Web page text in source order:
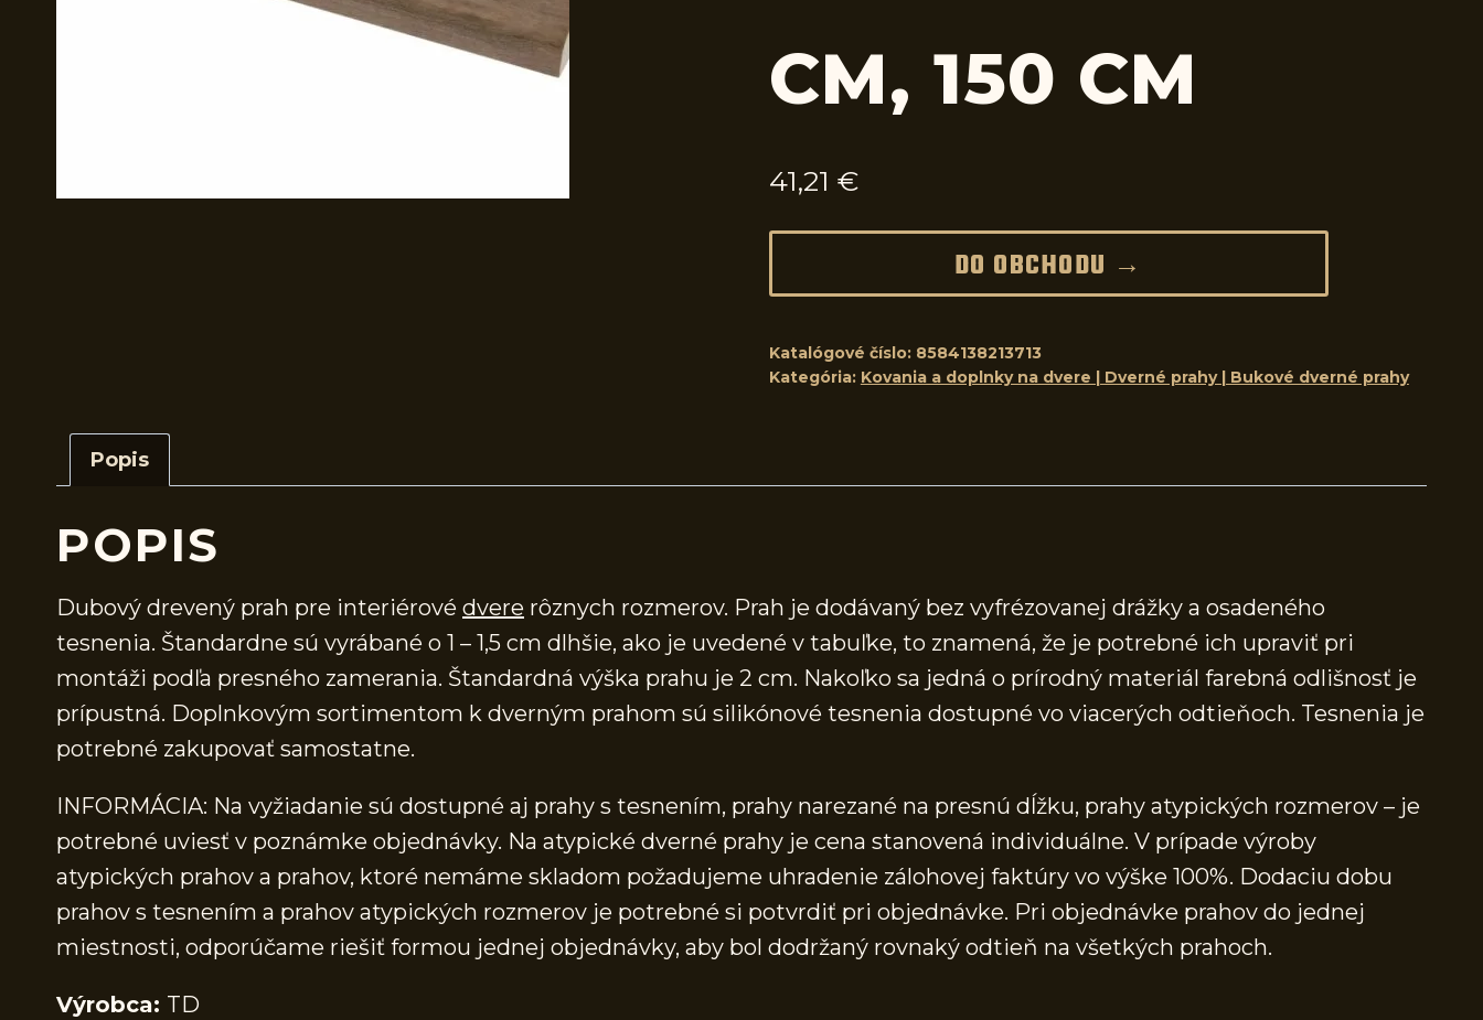
CM, 150 CM
41,21 €
DO OBCHODU →
Katalógové číslo: 8584138213713
Kategória: Kovania a doplnky na dvere | Dverné prahy | Bukové dverné prahy
Popis
POPIS
Dubový drevený prah pre interiérové dvere rôznych rozmerov. Prah je dodávaný bez vyfrézovanej drážky a osadeného
tesnenia. Štandardne sú vyrábané o 1 – 1,5 cm dlhšie, ako je uvedené v tabuľke, to znamená, že je potrebné ich upraviť pri
montáži podľa presného zamerania. Štandardná výška prahu je 2 cm. Nakoľko sa jedná o prírodný materiál farebná odlišnosť je
prípustná. Doplnkovým sortimentom k dverným prahom sú silikónové tesnenia dostupné vo viacerých odtieňoch. Tesnenia je
potrebné zakupovať samostatne.
INFORMÁCIA: Na vyžiadanie sú dostupné aj prahy s tesnením, prahy narezané na presnú dĺžku, prahy atypických rozmerov – je
potrebné uviesť v poznámke objednávky. Na atypické dverné prahy je cena stanovená individuálne. V prípade výroby
atypických prahov a prahov, ktoré nemáme skladom požadujeme uhradenie zálohovej faktúry vo výške 100%. Dodaciu dobu
prahov s tesnením a prahov atypických rozmerov je potrebné si potvrdiť pri objednávke. Pri objednávke prahov do jednej
miestnosti, odporúčame riešiť formou jednej objednávky, aby bol dodržaný rovnaký odtieň na všetkých prahoch.
Výrobca: TD